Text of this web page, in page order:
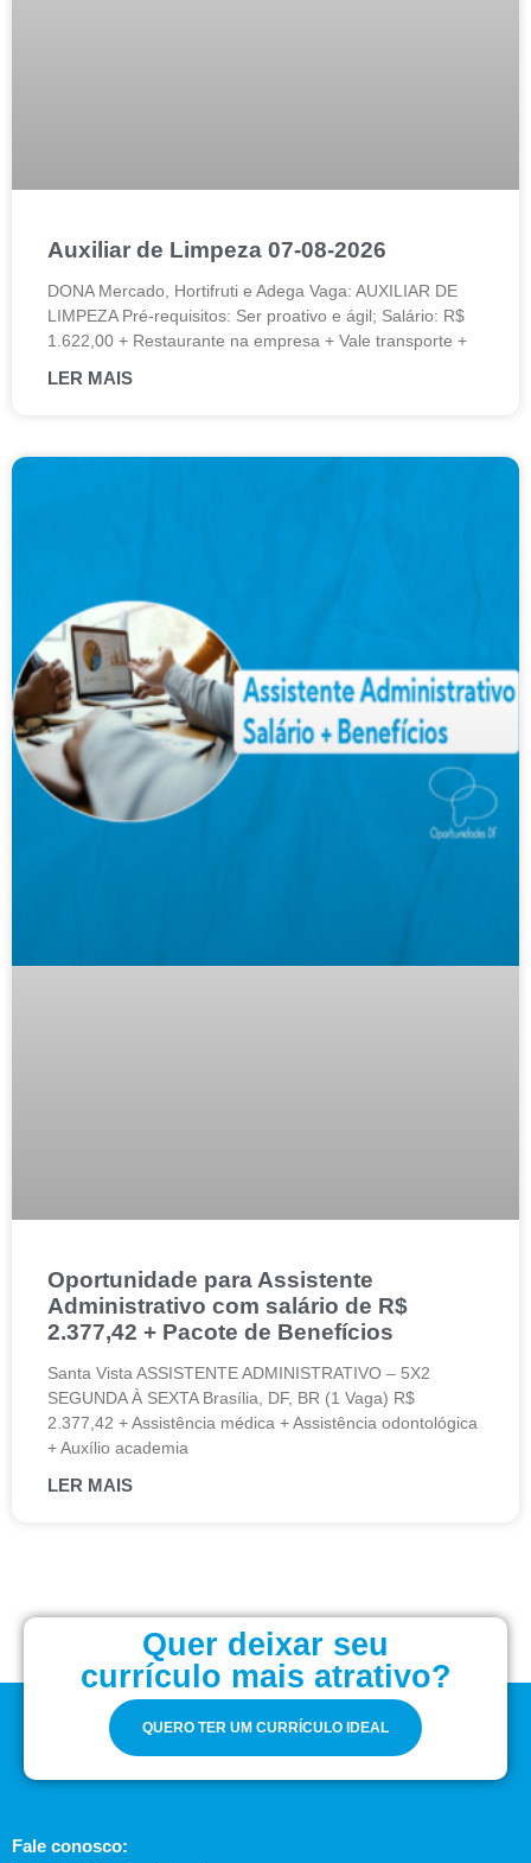
Auxiliar de Limpeza 07-08-2026
DONA Mercado, Hortifruti e Adega Vaga: AUXILIAR DE
LIMPEZA Pré-requisitos: Ser proativo e ágil; Salário: R$
1.622,00 + Restaurante na empresa + Vale transporte +
LER MAIS
Oportunidade para Assistente
Administrativo com salário de R$
2.377,42 + Pacote de Benefícios
Santa Vista ASSISTENTE ADMINISTRATIVO – 5X2
SEGUNDA À SEXTA Brasília, DF, BR (1 Vaga) R$
2.377,42 + Assistência médica + Assistência odontológica
+ Auxílio academia
LER MAIS
Quer deixar seu
currículo mais atrativo?
QUERO TER UM CURRÍCULO IDEAL
Fale conosco: